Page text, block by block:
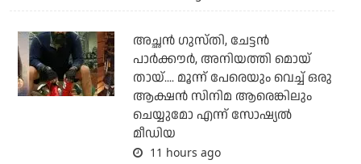
അച്ഛന്‍ ഗുസ്തി, ചേട്ടന്‍
പാര്‍ക്കൗര്‍, അനിയത്തി മൊയ്
തായ്.... മൂന്ന് പേരെയും വെച്ച് ഒരു
ആക്ഷന്‍ സിനിമ ആരെങ്കിലും
ചെയ്യുമോ എന്ന് സോഷ്യല്‍
മീഡിയ
11 hours ago